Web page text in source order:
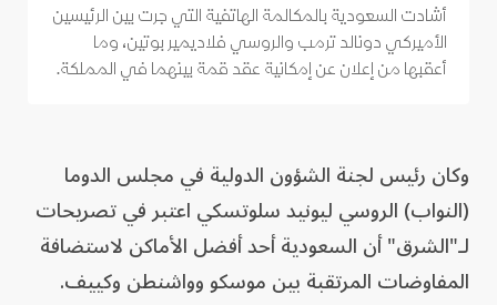
أشادت السعودية بالمكالمة الهاتفية التي جرت بين الرئيسين
الأميركي دونالد ترمب والروسي فلاديمير بوتين، وما
أعقبها من إعلان عن إمكانية عقد قمة بينهما في المملكة.
وكان رئيس لجنة الشؤون الدولية في مجلس الدوما
(النواب) الروسي ليونيد سلوتسكي اعتبر في تصريحات
لـ"الشرق" أن السعودية أحد أفضل الأماكن لاستضافة
المفاوضات المرتقبة بين موسكو وواشنطن وكييف.